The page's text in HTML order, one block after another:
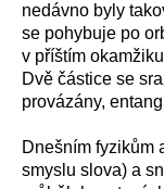
nedávno byly
se pohybuje po
v příštím
Dvě částice se
provázány,
Dnešním fyzikům
smyslu slova) a